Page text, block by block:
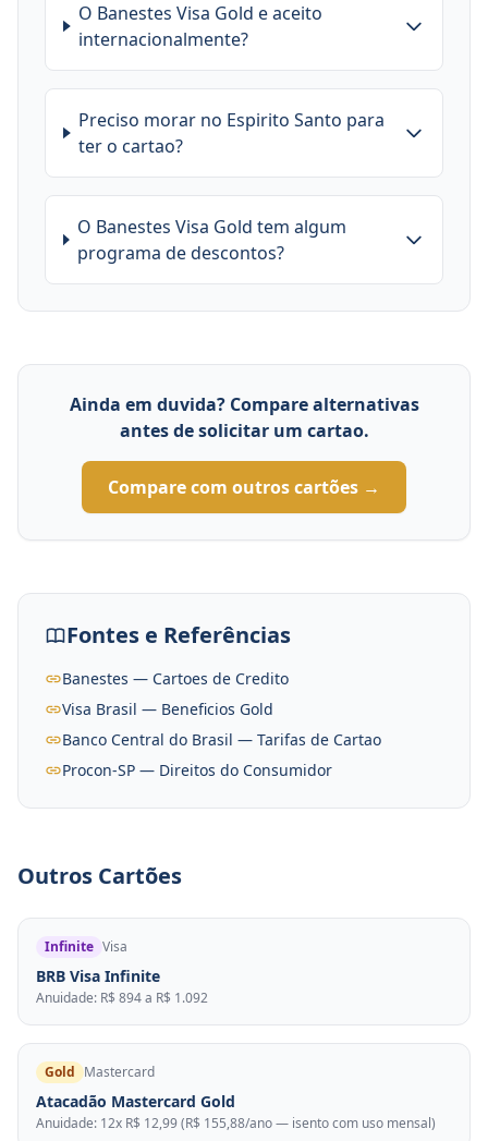
O Banestes Visa Gold e aceito
internacionalmente?
Preciso morar no Espirito Santo para
ter o cartao?
O Banestes Visa Gold tem algum
programa de descontos?
Ainda em duvida? Compare alternativas
antes de solicitar um cartao.
Compare com outros cartões →
Fontes e Referências
Banestes — Cartoes de Credito
Visa Brasil — Beneficios Gold
Banco Central do Brasil — Tarifas de Cartao
Procon-SP — Direitos do Consumidor
Outros Cartões
Infinite Visa
BRB Visa Infinite
Anuidade: R$ 894 a R$ 1.092
Gold Mastercard
Atacadão Mastercard Gold
Anuidade: 12x R$ 12,99 (R$ 155,88/ano — isento com uso mensal)